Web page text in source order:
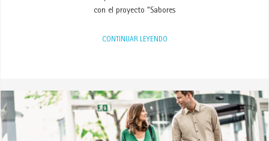
con el proyecto “Sabores
CONTINUAR LEYENDO